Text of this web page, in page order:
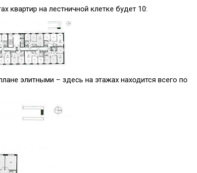
квартир на лестничной клетке будет 10:
элитными – здесь на этажах находится всего по